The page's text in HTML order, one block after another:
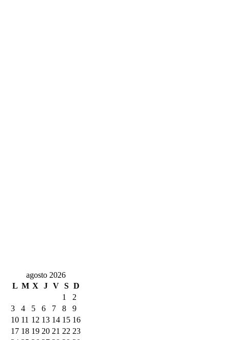
agosto 2026
L M X J V S D
1
2
3
4 5 6 7 8
9
10 11 12 13 14 15 16
17 18 19 20 21 22 23